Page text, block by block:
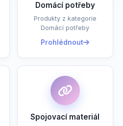
Domácí potřeby
Produkty z kategorie
Domácí potřeby
Prohlédnout
Spojovací materiál